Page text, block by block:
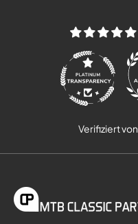
Verifiziert von